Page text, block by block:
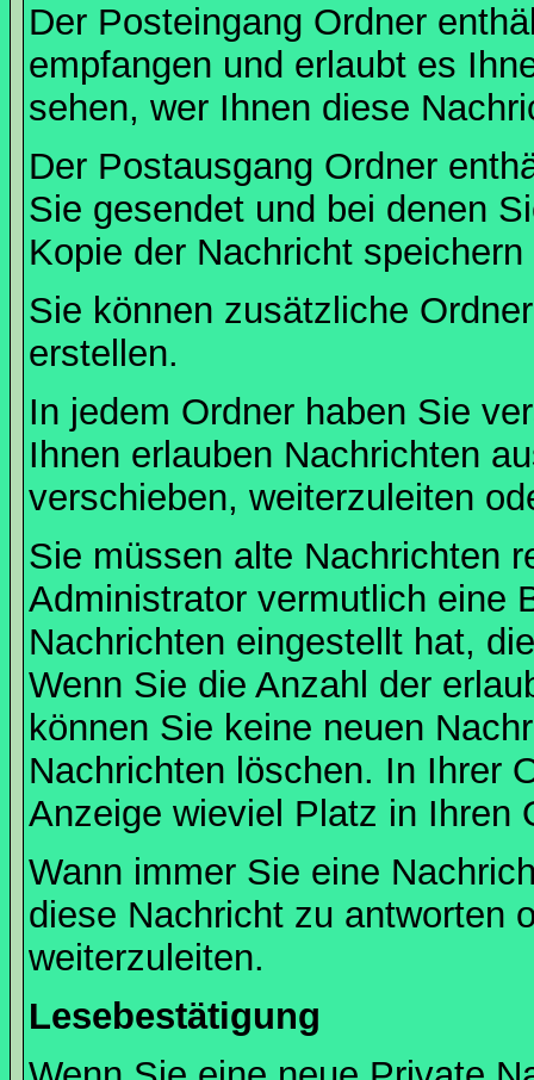
Der Posteingang Ordner
empfangen und erlaubt es
sehen, wer Ihnen diese
Der Postausgang Ordner
Sie gesendet und bei denen
Kopie der Nachricht
Sie können zusätzliche
erstellen.
In jedem Ordner haben Sie
Ihnen erlauben Nachrichten
verschieben, weiterzuleiten
Sie müssen alte Nachrichten
Administrator vermutlich eine
Nachrichten eingestellt hat,
Wenn Sie die Anzahl der
können Sie keine neuen
Nachrichten löschen. In Ihrer
Anzeige wieviel Platz in Ihren
Wann immer Sie eine
diese Nachricht zu antworten
weiterzuleiten.
Lesebestätigung